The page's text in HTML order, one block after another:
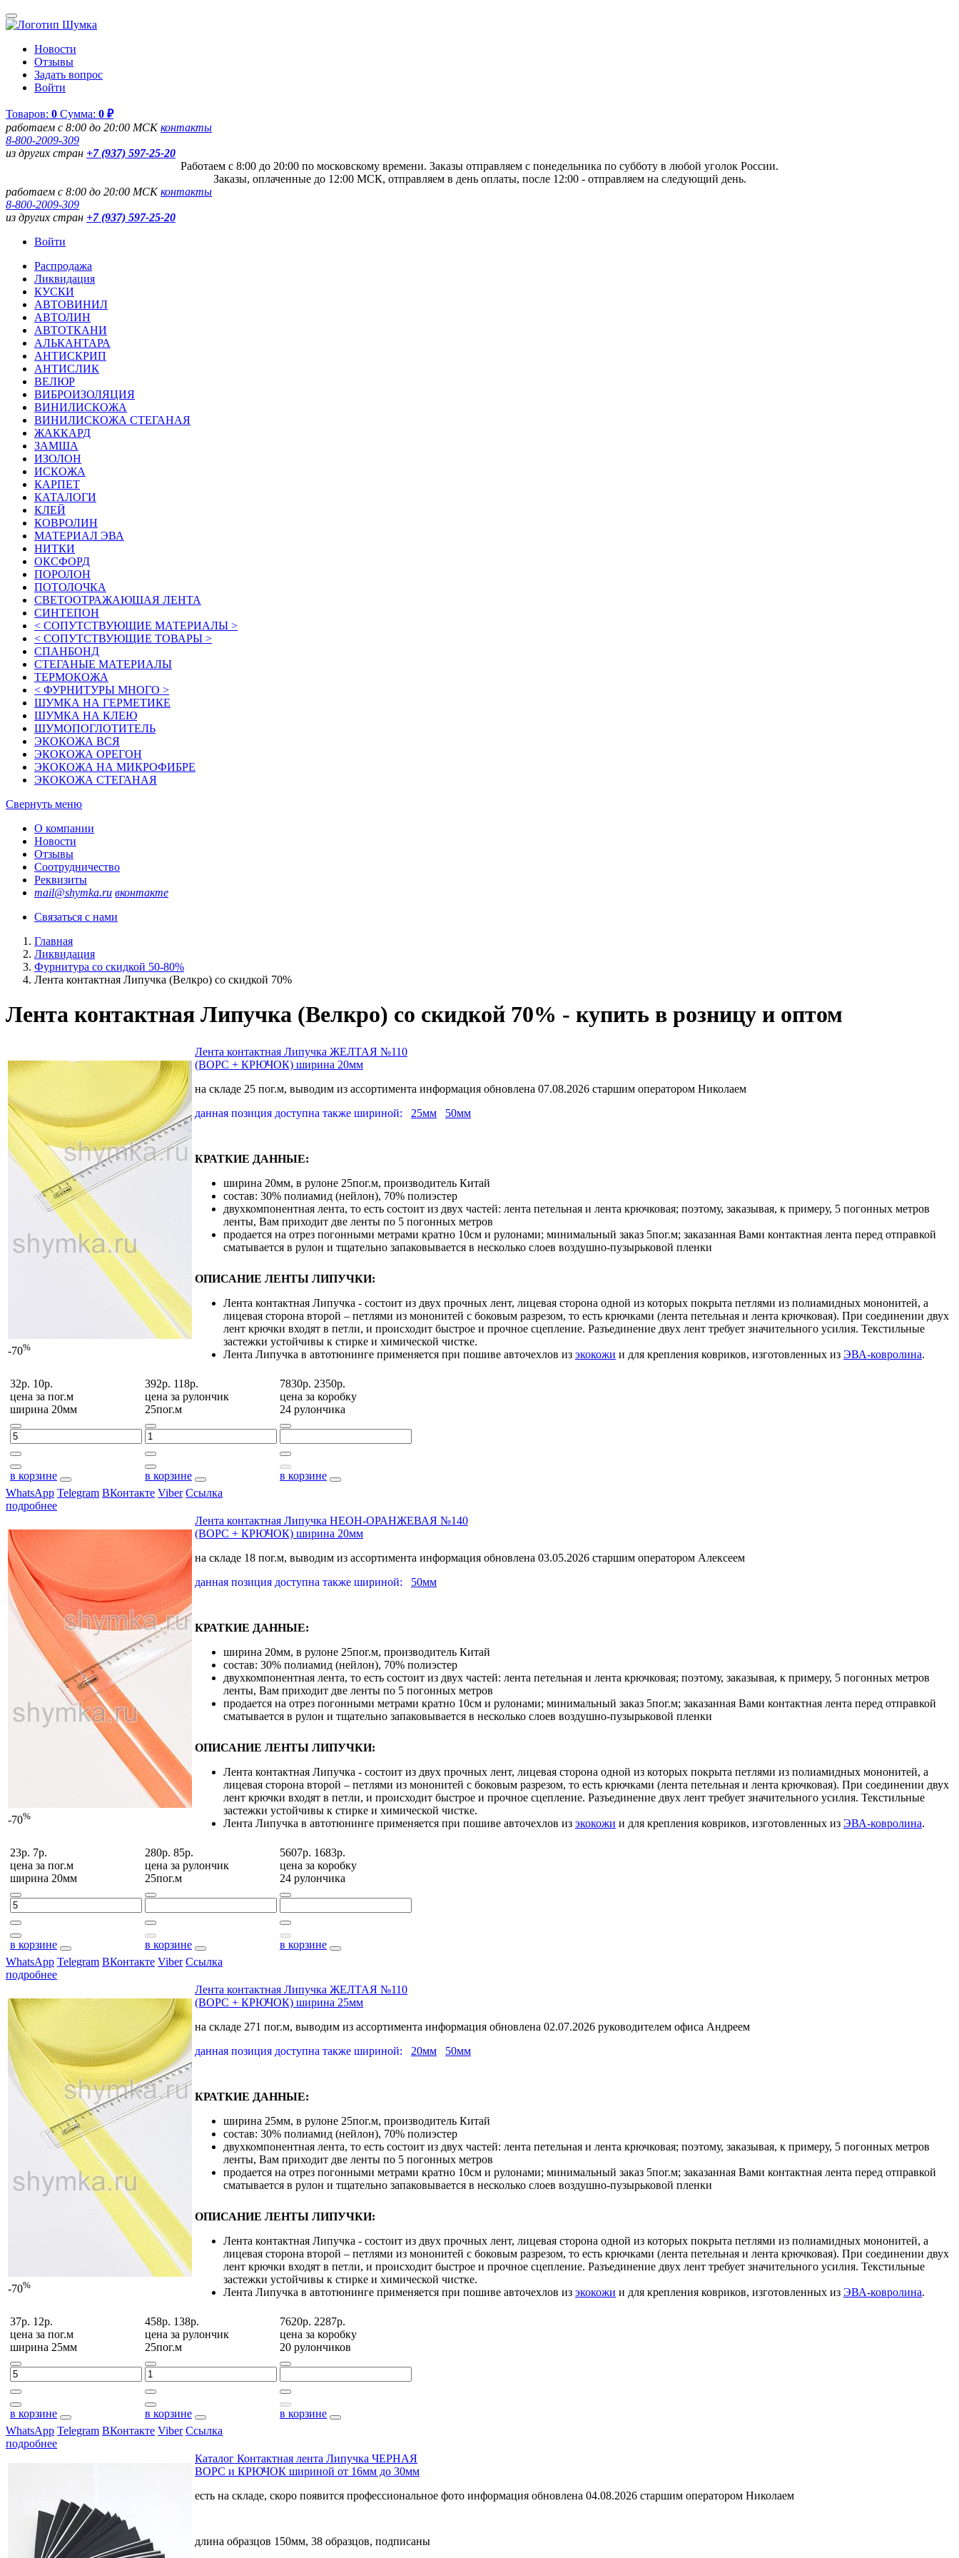
Новости
Отзывы
Задать вопрос
Войти
Товаров: 0 Сумма: 0 ₽
работаем с 8:00 до 20:00 МСКконтакты
8-800-2009-309
из других стран +7 (937) 597-25-20
Работаем с 8:00 до 20:00 по московскому времени. Заказы отправляем с понедельника по субботу в любой уголок России.
Заказы, оплаченные до 12:00 МСК, отправляем в день оплаты, после 12:00 - отправляем на следующий день.
работаем с 8:00 до 20:00 МСКконтакты
8-800-2009-309
из других стран +7 (937) 597-25-20
Войти
Распродажа
Ликвидация
КУСКИ
АВТОВИНИЛ
АВТОЛИН
АВТОТКАНИ
АЛЬКАНТАРА
АНТИСКРИП
АНТИСЛИК
ВЕЛЮР
ВИБРОИЗОЛЯЦИЯ
ВИНИЛИСКОЖА
ВИНИЛИСКОЖА СТЕГАНАЯ
ЖАККАРД
ЗАМША
ИЗОЛОН
ИСКОЖА
КАРПЕТ
КАТАЛОГИ
КЛЕЙ
КОВРОЛИН
МАТЕРИАЛ ЭВА
НИТКИ
ОКСФОРД
ПОРОЛОН
ПОТОЛОЧКА
СВЕТООТРАЖАЮЩАЯ ЛЕНТА
СИНТЕПОН
< СОПУТСТВУЮЩИЕ МАТЕРИАЛЫ >
< СОПУТСТВУЮЩИЕ ТОВАРЫ >
СПАНБОНД
СТЕГАНЫЕ МАТЕРИАЛЫ
ТЕРМОКОЖА
< ФУРНИТУРЫ МНОГО >
ШУМКА НА ГЕРМЕТИКЕ
ШУМКА НА КЛЕЮ
ШУМОПОГЛОТИТЕЛЬ
ЭКОКОЖА ВСЯ
ЭКОКОЖА ОРЕГОН
ЭКОКОЖА НА МИКРОФИБРЕ
ЭКОКОЖА СТЕГАНАЯ
Свернуть меню
О компании
Новости
Отзывы
Соотрудничество
Реквизиты
mail@shymka.ru вконтакте
Связаться с нами
Главная
Ликвидация
Фурнитура со скидкой 50-80%
Лента контактная Липучка (Велкро) со скидкой 70%
Лента контактная Липучка (Велкро) со скидкой 70% - купить в розницу и оптом
-70%
Лента контактная Липучка ЖЕЛТАЯ №110
(ВОРС + КРЮЧОК) ширина 20мм
на складе 25 пог.м, выводим из ассортимента информация обновлена 07.08.2026 старшим оператором Николаем
данная позиция доступна также шириной: 25мм 50мм
КРАТКИЕ ДАННЫЕ:
ширина 20мм, в рулоне 25пог.м, производитель Китай
состав: 30% полиамид (нейлон), 70% полиэстер
двухкомпонентная лента, то есть состоит из двух частей: лента петельная и лента крючковая; поэтому, заказывая, к примеру, 5 погонных метров
ленты, Вам приходит две ленты по 5 погонных метров
продается на отрез погонными метрами кратно 10см и рулонами; минимальный заказ 5пог.м; заказанная Вами контактная лента перед отправкой
сматывается в рулон и тщательно запаковывается в несколько слоев воздушно-пузырьковой пленки
ОПИСАНИЕ ЛЕНТЫ ЛИПУЧКИ:
Лента контактная Липучка - состоит из двух прочных лент, лицевая сторона одной из которых покрыта петлями из полиамидных мононитей, а
лицевая сторона второй – петлями из мононитей с боковым разрезом, то есть крючками (лента петельная и лента крючковая). При соединении двух
лент крючки входят в петли, и происходит быстрое и прочное сцепление. Разъединение двух лент требует значительного усилия. Текстильные
застежки устойчивы к стирке и химической чистке.
Лента Липучка в автотюнинге применяется при пошиве авточехлов из экокожи и для крепления ковриков, изготовленных из ЭВА-ковролина.
32р. 10р.
цена за пог.м
ширина 20мм
в корзине
392р. 118р.
цена за рулончик
25пог.м
в корзине
7830р. 2350р.
цена за коробку
24 рулончика
в корзине
WhatsApp Telegram ВКонтакте Viber Ссылка
подробнее
-70%
Лента контактная Липучка НЕОН-ОРАНЖЕВАЯ №140
(ВОРС + КРЮЧОК) ширина 20мм
на складе 18 пог.м, выводим из ассортимента информация обновлена 03.05.2026 старшим оператором Алексеем
данная позиция доступна также шириной: 50мм
КРАТКИЕ ДАННЫЕ:
ширина 20мм, в рулоне 25пог.м, производитель Китай
состав: 30% полиамид (нейлон), 70% полиэстер
двухкомпонентная лента, то есть состоит из двух частей: лента петельная и лента крючковая; поэтому, заказывая, к примеру, 5 погонных метров
ленты, Вам приходит две ленты по 5 погонных метров
продается на отрез погонными метрами кратно 10см и рулонами; минимальный заказ 5пог.м; заказанная Вами контактная лента перед отправкой
сматывается в рулон и тщательно запаковывается в несколько слоев воздушно-пузырьковой пленки
ОПИСАНИЕ ЛЕНТЫ ЛИПУЧКИ:
Лента контактная Липучка - состоит из двух прочных лент, лицевая сторона одной из которых покрыта петлями из полиамидных мононитей, а
лицевая сторона второй – петлями из мононитей с боковым разрезом, то есть крючками (лента петельная и лента крючковая). При соединении двух
лент крючки входят в петли, и происходит быстрое и прочное сцепление. Разъединение двух лент требует значительного усилия. Текстильные
застежки устойчивы к стирке и химической чистке.
Лента Липучка в автотюнинге применяется при пошиве авточехлов из экокожи и для крепления ковриков, изготовленных из ЭВА-ковролина.
23р. 7р.
цена за пог.м
ширина 20мм
в корзине
280р. 85р.
цена за рулончик
25пог.м
в корзине
5607р. 1683р.
цена за коробку
24 рулончика
в корзине
WhatsApp Telegram ВКонтакте Viber Ссылка
подробнее
-70%
Лента контактная Липучка ЖЕЛТАЯ №110
(ВОРС + КРЮЧОК) ширина 25мм
на складе 271 пог.м, выводим из ассортимента информация обновлена 02.07.2026 руководителем офиса Андреем
данная позиция доступна также шириной: 20мм 50мм
КРАТКИЕ ДАННЫЕ:
ширина 25мм, в рулоне 25пог.м, производитель Китай
состав: 30% полиамид (нейлон), 70% полиэстер
двухкомпонентная лента, то есть состоит из двух частей: лента петельная и лента крючковая; поэтому, заказывая, к примеру, 5 погонных метров
ленты, Вам приходит две ленты по 5 погонных метров
продается на отрез погонными метрами кратно 10см и рулонами; минимальный заказ 5пог.м; заказанная Вами контактная лента перед отправкой
сматывается в рулон и тщательно запаковывается в несколько слоев воздушно-пузырьковой пленки
ОПИСАНИЕ ЛЕНТЫ ЛИПУЧКИ:
Лента контактная Липучка - состоит из двух прочных лент, лицевая сторона одной из которых покрыта петлями из полиамидных мононитей, а
лицевая сторона второй – петлями из мононитей с боковым разрезом, то есть крючками (лента петельная и лента крючковая). При соединении двух
лент крючки входят в петли, и происходит быстрое и прочное сцепление. Разъединение двух лент требует значительного усилия. Текстильные
застежки устойчивы к стирке и химической чистке.
Лента Липучка в автотюнинге применяется при пошиве авточехлов из экокожи и для крепления ковриков, изготовленных из ЭВА-ковролина.
37р. 12р.
цена за пог.м
ширина 25мм
в корзине
458р. 138р.
цена за рулончик
25пог.м
в корзине
7620р. 2287р.
цена за коробку
20 рулончиков
в корзине
WhatsApp Telegram ВКонтакте Viber Ссылка
подробнее
Каталог Контактная лента Липучка ЧЕРНАЯ
ВОРС и КРЮЧОК шириной от 16мм до 30мм
есть на складе, скоро появится профессиональное фото информация обновлена 04.08.2026 старшим оператором Николаем
длина образцов 150мм, 38 образцов, подписаны